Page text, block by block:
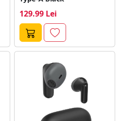
129.99 Lei